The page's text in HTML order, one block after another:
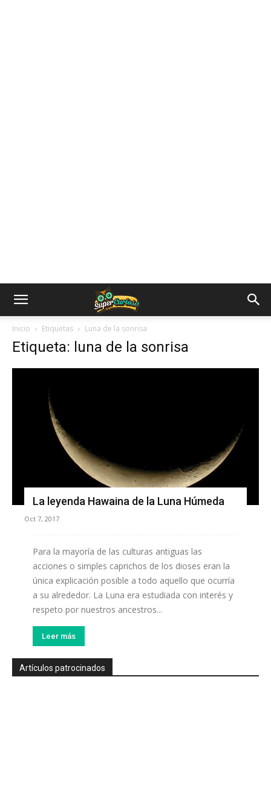
Inicio Etiquetas Luna de la sonrisa
Etiqueta: luna de la sonrisa
La leyenda Hawaina de la Luna Húmeda
Oct 7, 2017
Para la mayoría de las culturas antiguas las
acciones o simples caprichos de los dioses eran la
única explicación posible a todo aquello que ocurría
a su alrededor. La Luna era estudiada con interés y
respeto por nuestros ancestros...
Leer más
Artículos patrocinados